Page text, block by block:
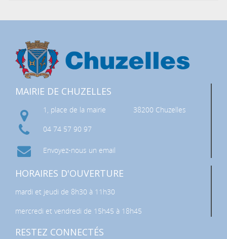
MAIRIE DE CHUZELLES
1, place de la mairie
38200 Chuzelles
04 74 57 90 97
Envoyez-nous un email
HORAIRES D'OUVERTURE
mardi et jeudi de 8h30 à 11h30
mercredi et vendredi de 15h45 à 18h45
RESTEZ CONNECTÉS